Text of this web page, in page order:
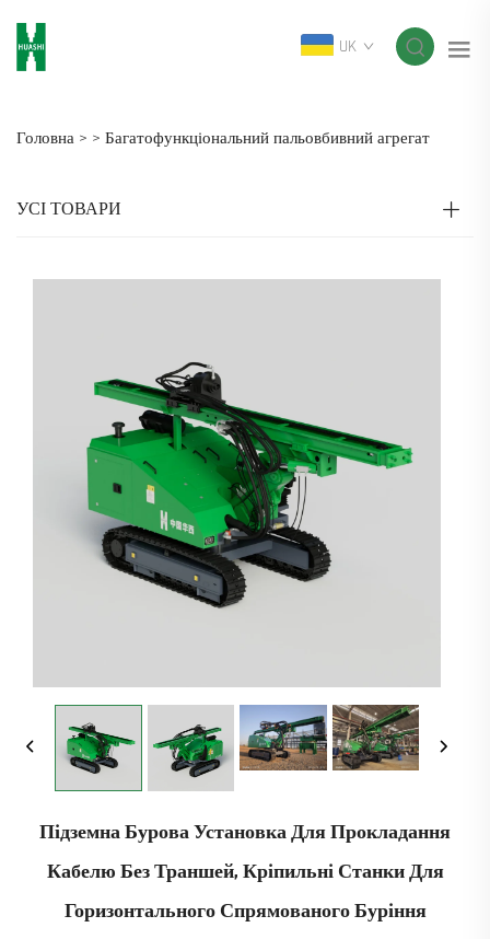
UK
Головна > > Багатофункціональний пальовбивний агрегат
УСІ ТОВАРИ
Підземна Бурова Установка Для Прокладання
Кабелю Без Траншей, Кріпильні Станки Для
Горизонтального Спрямованого Буріння